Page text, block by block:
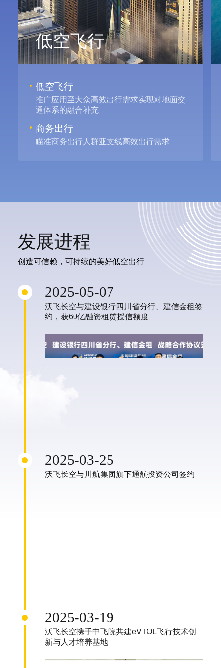
低空飞行
低空飞行
推广应用至大众高效出行需求实现对地面交
通体系的融合补充
商务出行
瞄准商务出行人群亚支线高效出行需求
发展进程
创造可信赖，可持续的美好低空出行
2025-05-07
沃飞长空与建设银行四川省分行、建信金租签
约，获60亿融资租赁授信额度
2025-03-25
沃飞长空与川航集团旗下通航投资公司签约
2025-03-19
沃飞长空携手中飞院共建eVTOL飞行技术创
新与人才培养基地